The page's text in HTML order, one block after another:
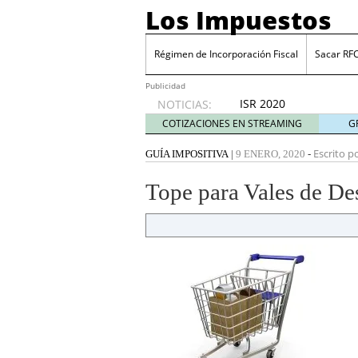
Los Impuestos
Régimen de Incorporación Fiscal Sacar RFC
Publicidad
NOTICIAS:
ISR 2020
diciembre
31, 2019
ISR 2019: Estímulos en
Sacar RFC ¿Cómo
Cinco industrias
julio 20, 2026
Cuenta financiada
tiempo de descanso en
Grupak y el análisis de
junio 16, 2026
10 Mejores
COTIZACIONES EN STREAMING
GUÍA IMPOSITIVA| 9 ENERO, 2020 - Escrito
Tope para Vales de